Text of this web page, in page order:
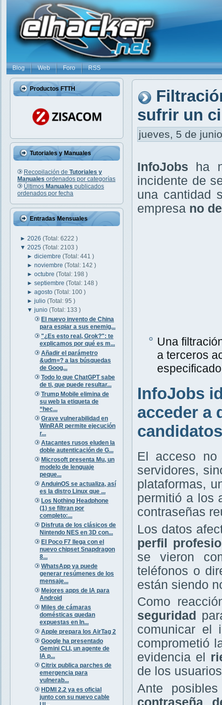
Blog Web Foro RSS
Productos FTTH
Tutoriales y Manuales
Recopilación de Tutoriales y
Manuales ordenados por categorías
Últimos Manuales publicados
ordenados por fecha
Entradas Mensuales
► 2026 (Total: 6222 )
▼ 2025 (Total: 2103 )
►diciembre(Total: 441 )
►noviembre(Total: 142 )
►octubre(Total: 198 )
►septiembre(Total: 148 )
►agosto(Total: 100 )
►julio(Total: 95 )
▼junio(Total: 133 )
El nuevo invento de China
para espiar a sus enemig...
"¿Es esto real, Grok?": te
explicamos por qué es m...
Añadir el parámetro
&udm=? a las búsquedas
de Goog...
Todo lo que ChatGPT sabe
de ti, que puede resultar...
Trump Mobile elimina de
su web la etiqueta de
“hec...
Grave vulnerabilidad en
WinRAR permite ejecución
r...
Atacantes rusos eluden la
doble autenticación de G...
Microsoft presenta Mu, un
modelo de lenguaje
peque...
AnduinOS se actualiza, así
es la distro Linux que ...
Los Nothing Headphone
(1) se filtran por
completo:...
Disfruta de los clásicos de
Nintendo NES en 3D con...
El Poco F7 llega con el
nuevo chipset Snapdragon
8...
WhatsApp ya puede
generar resúmenes de los
mensaje...
Mejores apps de IA para
Android
Miles de cámaras
domésticas quedan
expuestas en In...
Apple prepara los AirTag 2
Google ha presentado
Gemini CLI, un agente de
IA p...
Citrix publica parches de
emergencia para
vulnerab...
HDMI 2.2 ya es oficial
junto con su nuevo cable
sufrir un
jueves, 5 de
InfoJobs ha
incidente de
una cantidad
empresa no
Una
a terceros
InfoJobs
acceder a
candidatos
El acceso no
servidores,
plataformas,
permitió a los
contraseñas
Los datos
perfil
se vieron
teléfonos o
están siendo
Como
seguridad
comunicar el
comprometió
evidencia el
de los
Ante
contraseña